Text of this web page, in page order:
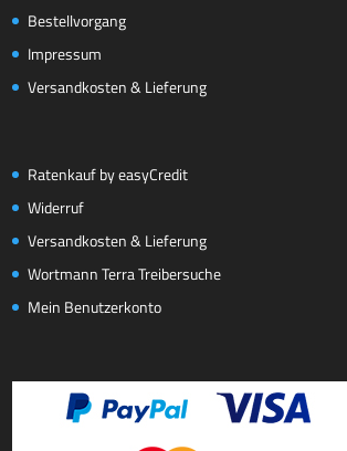
Bestellvorgang
Impressum
Versandkosten & Lieferung
Ratenkauf by easyCredit
Widerruf
Versandkosten & Lieferung
Wortmann Terra Treibersuche
Mein Benutzerkonto